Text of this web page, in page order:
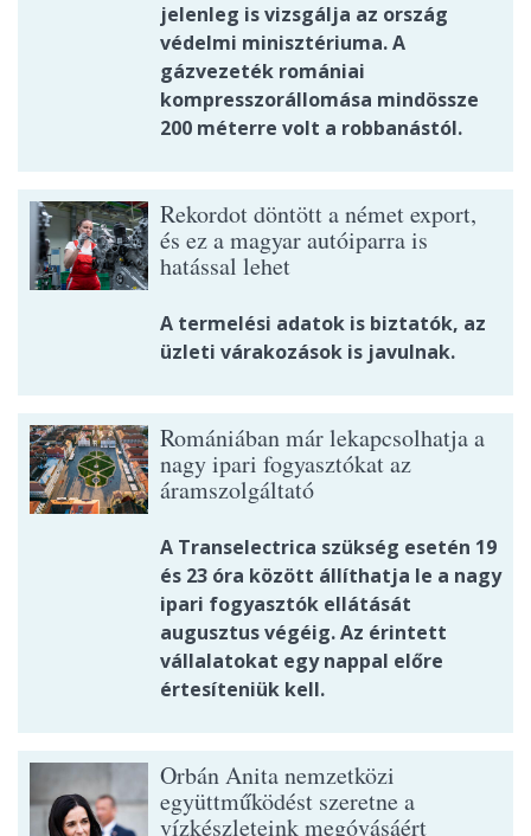
jelenleg is vizsgálja az ország
védelmi minisztériuma. A
gázvezeték romániai
kompresszorállomása mindössze
200 méterre volt a robbanástól.
Rekordot döntött a német export,
és ez a magyar autóiparra is
hatással lehet
A termelési adatok is biztatók, az
üzleti várakozások is javulnak.
Romániában már lekapcsolhatja a
nagy ipari fogyasztókat az
áramszolgáltató
A Transelectrica szükség esetén 19
és 23 óra között állíthatja le a nagy
ipari fogyasztók ellátását
augusztus végéig. Az érintett
vállalatokat egy nappal előre
értesíteniük kell.
Orbán Anita nemzetközi
együttműködést szeretne a
vízkészleteink megóvásáért